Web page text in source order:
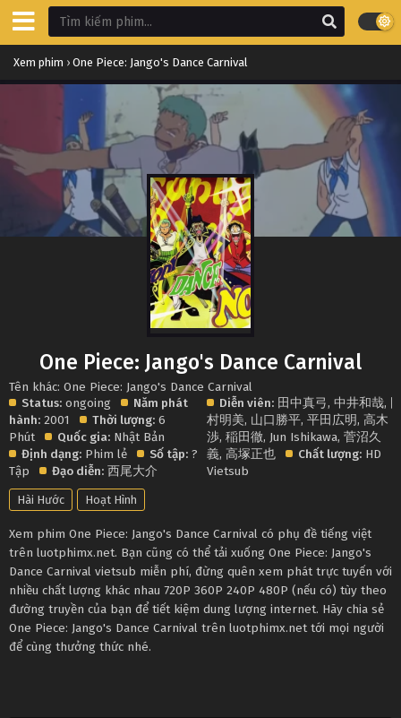
Xem phim › One Piece: Jango's Dance Carnival
One Piece: Jango's Dance Carnival
Tên khác: One Piece: Jango's Dance Carnival
Status: ongoing
Năm phát
hành: 2001 Thời lượng: 6
Phút
Quốc gia: Nhật Bản
Định dạng: Phim lẻ Số tập: ?
Tập
Đạo diễn: 西尾大介
Diễn viên: 田中真弓,中井和哉,
村明美, 山口勝平,平田広明,高木
渉,稲田徹, Jun Ishikawa,菅沼久
義,高塚正也 Chất lượng:
Vietsub
Hài Hước Hoạt Hình
Xem phim One Piece: Jango's Dance Carnival có phụ đề tiếng việt
trên luotphimx.net. Bạn cũng có thể tải xuống One Piece: Jango's
Dance Carnival vietsub miễn phí, đừng quên xem phát trực tuyến với
nhiều chất lượng khác nhau 720P 360P 240P 480P (nếu có) tùy theo
đường truyền của bạn để tiết kiệm dung lượng internet. Hãy chia sẻ
One Piece: Jango's Dance Carnival trên luotphimx.net tới mọi người
để cùng thưởng thức nhé.